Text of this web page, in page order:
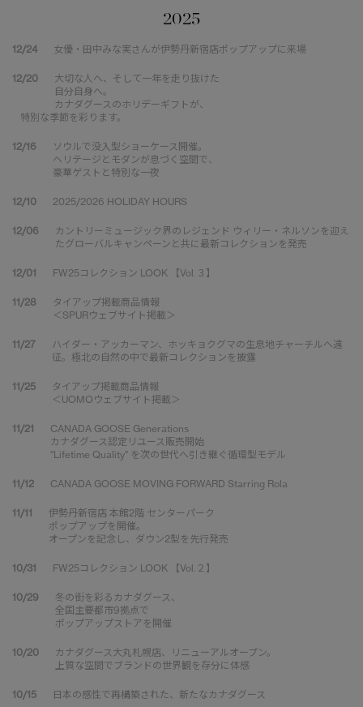
2025
12/24 女優・田中みな実さんが伊勢丹新宿店ポップアップに来場
12/20
大切な人へ、そして一年を走り抜けた
自分自身へ。
カナダグースのホリデーギフトが、
特別な季節を彩ります。
12/16
ソウルで没入型ショーケース開催。
ヘリテージとモダンが息づく空間で、
豪華ゲストと特別な一夜
12/10 2025/2026 HOLIDAY HOURS
12/06
カントリーミュージック界のレジェンド ウィリー・ネルソンを迎え
たグローバルキャンペーンと共に最新コレクションを発売
12/01 FW25コレクション LOOK 【Vol.３】
11/28
タイアップ掲載商品情報
＜SPURウェブサイト掲載＞
11/27
ハイダー・アッカーマン、ホッキョクグマの生息地チャーチルへ遠
征。極北の自然の中で最新コレクションを披露
11/25
タイアップ掲載商品情報
＜UOMOウェブサイト掲載＞
11/21
CANADA GOOSE Generations
カナダグース認定リユース販売開始
"Lifetime Quality" を次の世代へ引き継ぐ循環型モデル
11/12 CANADA GOOSE MOVING FORWARD Starring Rola
11/11
伊勢丹新宿店 本館2階 センターパーク
ポップアップを開催。
オープンを記念し、ダウン2型を先行発売
10/31 FW25コレクション LOOK 【Vol.２】
10/29
冬の街を彩るカナダグース、
全国主要都市9拠点で
ポップアップストアを開催
10/20
カナダグース大丸札幌店、リニューアルオープン。
上質な空間でブランドの世界観を存分に体感
10/15 日本の感性で再構築された、新たなカナダグース